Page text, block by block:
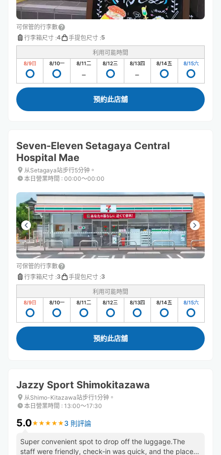
可保管的行李數
行李箱尺寸 :4 手提包尺寸 :5
利用可能時間
8/9日 8/10一 8/11二 8/12三 8/13四 8/14五 8/15六
預約此店舖
Seven-Eleven Setagaya Central
Hospital Mae
从Setagaya站步行5分钟。
本日營業時間 : 00:00〜00:00
可保管的行李數
行李箱尺寸 :3 手提包尺寸 :3
利用可能時間
8/9日 8/10一 8/11二 8/12三 8/13四 8/14五 8/15六
預約此店舖
Jazzy Sport Shimokitazawa
从Shimo-Kitazawa站步行1分钟。
本日營業時間 : 13:00〜17:30
5.0★ ★ ★ ★ ★
★ ★ ★ ★ ★ 3 則評論
Super convenient spot to drop off the luggage.The
staff were friendly, check-in was quick, and the place